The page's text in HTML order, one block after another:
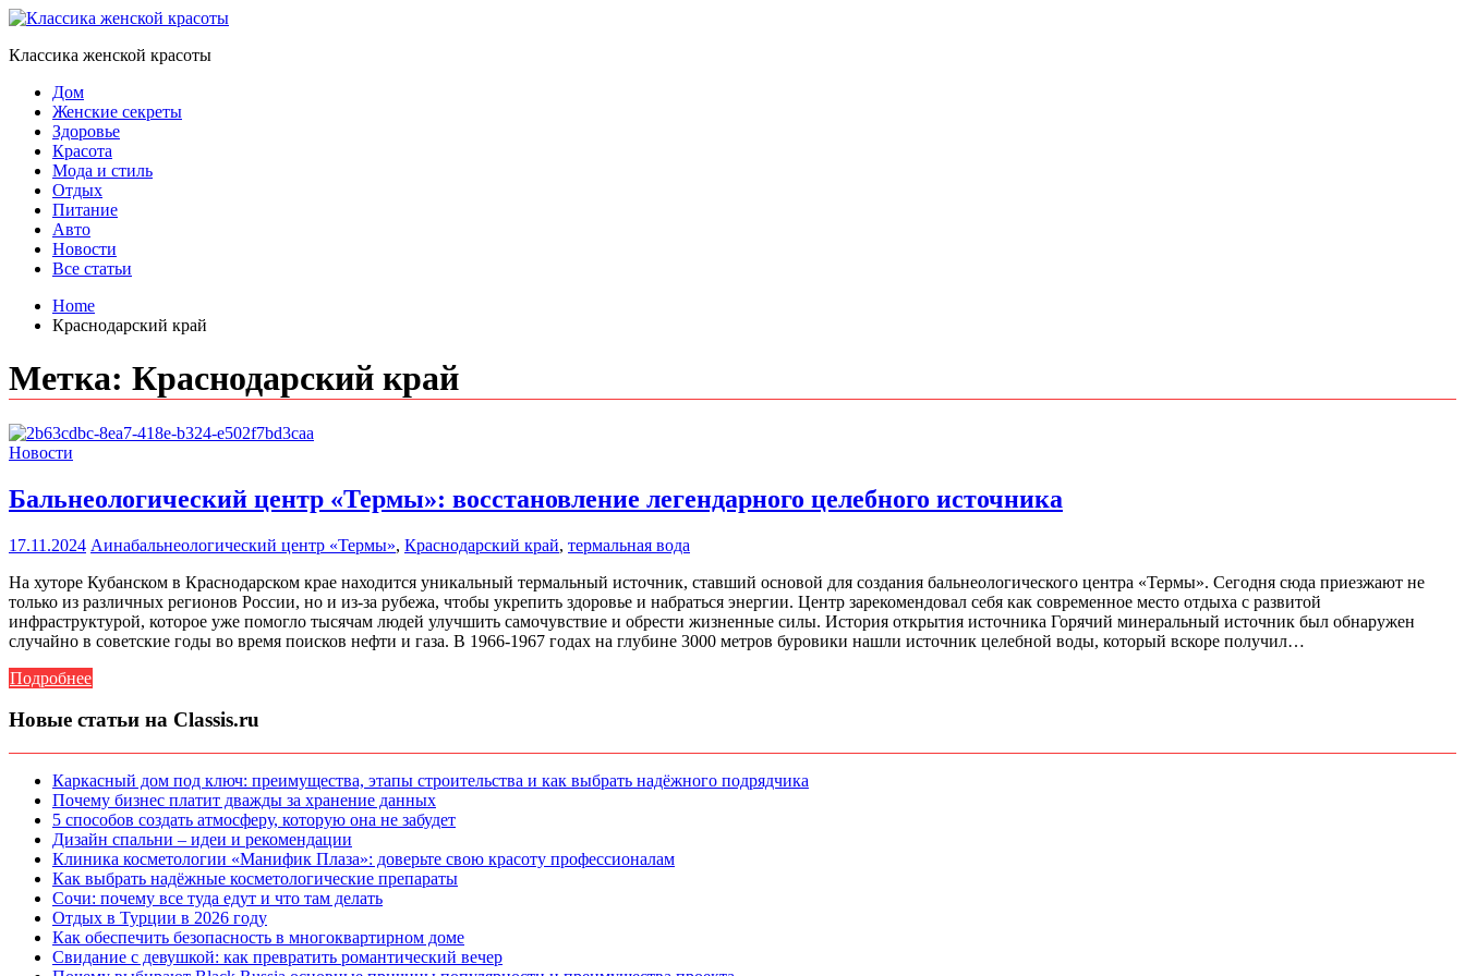
Skip
content
Классика женской красоты
Дом
Женские секреты
Здоровье
Красота
Мода и стиль
Отдых
Питание
Авто
Новости
Все статьи
Home
Краснодарский край
Метка: Краснодарский край
Новости
Бальнеологический центр «Термы»: восстановление легендарного целебного источника
17.11.2024 Аинабальнеологический центр «Термы», Краснодарский край, термальная вода
На хуторе Кубанском в Краснодарском крае находится уникальный термальный источник, ставший основой для создания бальнеологического центра «Термы». Сегодня сюда приезжают не
только из различных регионов России, но и из-за рубежа, чтобы укрепить здоровье и набраться энергии. Центр зарекомендовал себя как современное место отдыха с развитой
инфраструктурой, которое уже помогло тысячам людей улучшить самочувствие и обрести жизненные силы. История открытия источника Горячий минеральный источник был обнаружен
случайно в советские годы во время поисков нефти и газа. В 1966-1967 годах на глубине 3000 метров буровики нашли источник целебной воды, который вскоре получил…
Подробнее
Новые статьи на Classis.ru
Каркасный дом под ключ: преимущества, этапы строительства и как выбрать надёжного подрядчика
Почему бизнес платит дважды за хранение данных
5 способов создать атмосферу, которую она не забудет
Дизайн спальни – идеи и рекомендации
Клиника косметологии «Манифик Плаза»: доверьте свою красоту профессионалам
Как выбрать надёжные косметологические препараты
Сочи: почему все туда едут и что там делать
Отдых в Турции в 2026 году
Как обеспечить безопасность в многоквартирном доме
Свидание с девушкой: как превратить романтический вечер